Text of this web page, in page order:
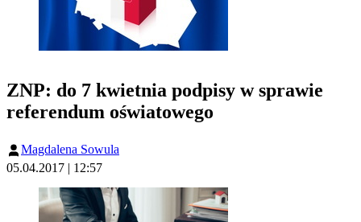
ZNP: do 7 kwietnia podpisy w sprawie
referendum oświatowego
Magdalena Sowula
05.04.2017 | 12:57